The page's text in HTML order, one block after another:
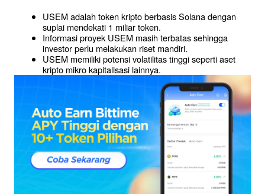
USEM adalah token kripto berbasis Solana dengan
suplai mendekati 1 miliar token.
Informasi proyek USEM masih terbatas sehingga
investor perlu melakukan riset mandiri.
USEM memiliki potensi volatilitas tinggi seperti aset
kripto mikro kapitalisasi lainnya.